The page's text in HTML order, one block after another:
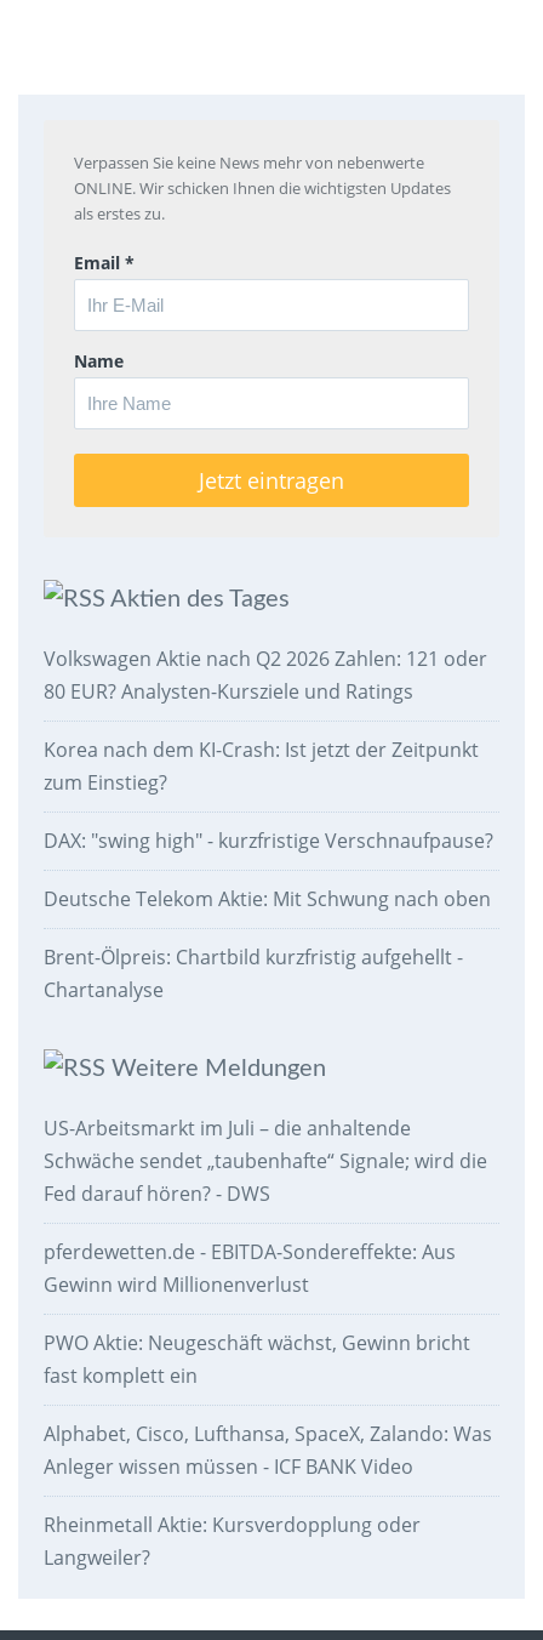
Verpassen Sie keine News mehr von nebenwerte
ONLINE. Wir schicken Ihnen die wichtigsten Updates
als erstes zu.
Email *
Name
Aktien des Tages
Volkswagen Aktie nach Q2 2026 Zahlen: 121 oder
80 EUR? Analysten-Kursziele und Ratings
Korea nach dem KI-Crash: Ist jetzt der Zeitpunkt
zum Einstieg?
DAX: "swing high" - kurzfristige Verschnaufpause?
Deutsche Telekom Aktie: Mit Schwung nach oben
Brent-Ölpreis: Chartbild kurzfristig aufgehellt -
Chartanalyse
Weitere Meldungen
US-Arbeitsmarkt im Juli – die anhaltende
Schwäche sendet „taubenhafte“ Signale; wird die
Fed darauf hören? - DWS
pferdewetten.de - EBITDA-Sondereffekte: Aus
Gewinn wird Millionenverlust
PWO Aktie: Neugeschäft wächst, Gewinn bricht
fast komplett ein
Alphabet, Cisco, Lufthansa, SpaceX, Zalando: Was
Anleger wissen müssen - ICF BANK Video
Rheinmetall Aktie: Kursverdopplung oder
Langweiler?